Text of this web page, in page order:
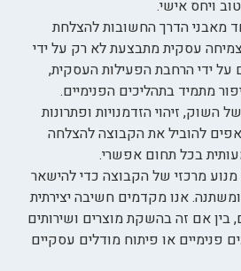
ויחס אישי.
מאבני הדרך החשובות להצלחת
עסקית מתבצעת לא רק על ידי
ידי הרחבת הפעילות העסקית,
מתמיד בתהליכים הפנימיים.
השוק, זיהוי הזדמנויות ופתרונות
להוביל את הקבוצה להצלחה
בכל תחום אפשרי.
מרכזי של הקבוצה כדי להישאר
אנו מקדמים חשיבה יצירתית
בין אם זה בהשקת מוצרים ושירותים
פנימיים או פיתוח מודלים עסקיים